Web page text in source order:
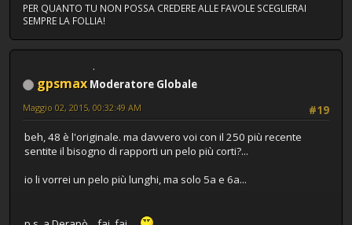
PER QUANTO TU NON POSSA CREDERE ALLE FAVOLE SCEGLIERAI
SEMPRE LA FOLLIA!
gpsmax Moderatore Globale
#19
Maggio 02, 2015, 00:32:49 AM
beh, 48 è l'originale. ma davvero voi con il 250 più recente
sentite il bisogno di rapporti un pelo più corti?...
io li vorrei un pelo più lunghi, ma solo 5a e 6a...